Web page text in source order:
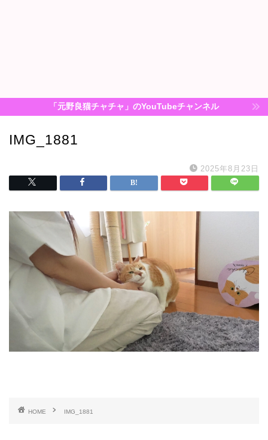
「元野良猫チャチャ」のYouTubeチャンネル
IMG_1881
2025年8月23日
HOME IMG_1881